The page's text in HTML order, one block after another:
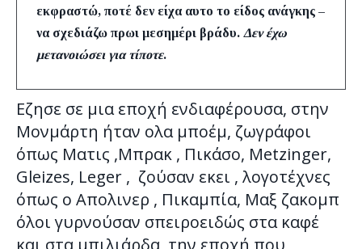
εκφραστώ, ποτέ δεν είχα αυτο το είδος ανάγκης –
να σχεδιάζω πρωι μεσημέρι βράδυ. Δεν έχω
μετανοιώσει για τίποτε.
Εζησε σε μια εποχή ενδιαφέρουσα, στην
Μονμάρτη ήταν ολα μποέμ, ζωγράφοι
όπως Ματις ,Μπρακ , Πικάσο, Metzinger,
Gleizes, Leger , ζούσαν εκει , λογοτέχνες
όπως ο Απολινερ , Πικαμπία, Μαξ ζακομπ
όλοι γυρνούσαν σπειροειδώς στα καφέ
και στα μπιλιάρδα την εποχή που